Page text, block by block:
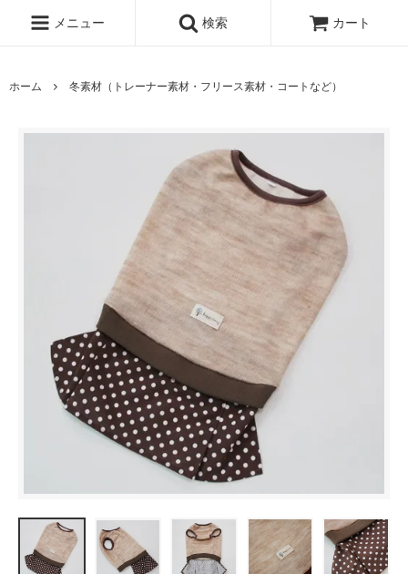
メニュー 検索 カート
ホーム 冬素材（トレーナー素材・フリース素材・コートなど）